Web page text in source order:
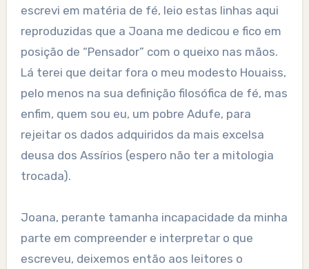
escrevi em matéria de fé, leio estas linhas aqui
reproduzidas que a Joana me dedicou e fico em
posição de “Pensador” com o queixo nas mãos.
Lá terei que deitar fora o meu modesto Houaiss,
pelo menos na sua definição filosófica de fé, mas
enfim, quem sou eu, um pobre Adufe, para
rejeitar os dados adquiridos da mais excelsa
deusa dos Assírios (espero não ter a mitologia
trocada).
Joana, perante tamanha incapacidade da minha
parte em compreender e interpretar o que
escreveu, deixemos então aos leitores o